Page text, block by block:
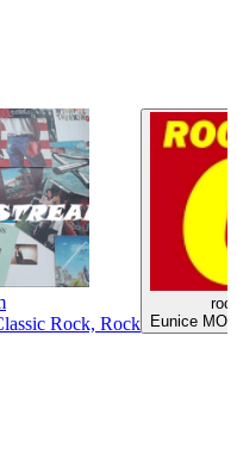
Rock, Rock
Eunice